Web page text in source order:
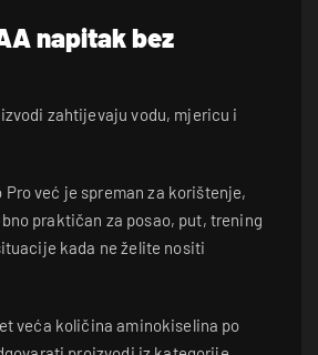
napitak bez
zahtijevaju vodu, mjericu i
Pro već je spreman za korištenje,
praktičan za posao, put, trening
kada ne želite nositi
veća količina aminokiselina po